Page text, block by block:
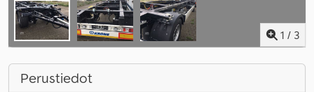
1 / 3
Perustiedot